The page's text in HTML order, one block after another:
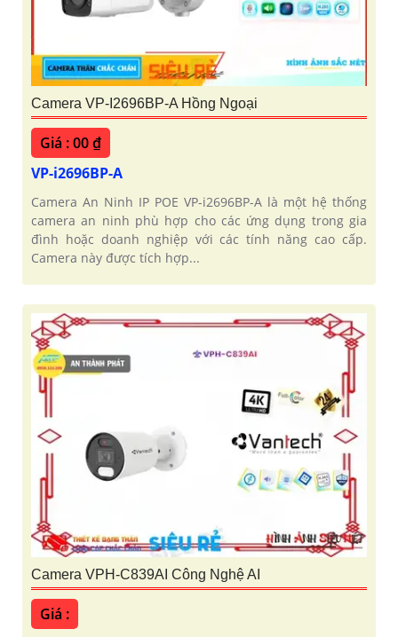
Camera VP-I2696BP-A Hồng Ngoại
Giá : 00 ₫
VP-i2696BP-A
Camera An Ninh IP POE VP-i2696BP-A là một hệ thống
camera an ninh phù hợp cho các ứng dụng trong gia
đình hoặc doanh nghiệp với các tính năng cao cấp.
Camera này được tích hợp...
Camera VPH-C839AI Công Nghệ AI
Giá :